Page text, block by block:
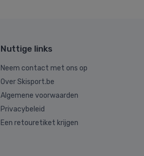
Nuttige links
Neem contact met ons op
Over Skisport.be
Algemene voorwaarden
Privacybeleid
Een retouretiket krijgen